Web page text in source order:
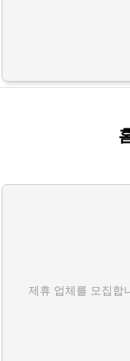
제휴 업체를 모집합